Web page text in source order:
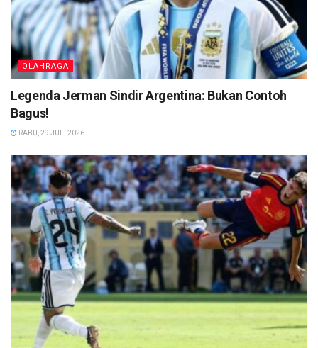
OLAHRAGA
Legenda Jerman Sindir Argentina: Bukan Contoh
Bagus!
RABU, 29 JULI 2026